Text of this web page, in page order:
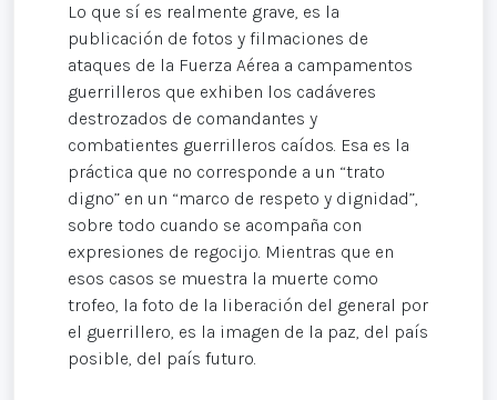
Lo que sí es realmente grave, es la
publicación de fotos y filmaciones de
ataques de la Fuerza Aérea a campamentos
guerrilleros que exhiben los cadáveres
destrozados de comandantes y
combatientes guerrilleros caídos. Esa es la
práctica que no corresponde a un “trato
digno” en un “marco de respeto y dignidad”,
sobre todo cuando se acompaña con
expresiones de regocijo. Mientras que en
esos casos se muestra la muerte como
trofeo, la foto de la liberación del general por
el guerrillero, es la imagen de la paz, del país
posible, del país futuro.